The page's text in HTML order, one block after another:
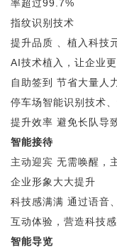
率超过99.7%
指纹识别技术
提升品质 、植入科技
AI技术植入，让企业
自助签到 节省大量人
停车场智能识别技术
提升效率 避免长队导
智能接待
主动迎宾 无需唤醒，
企业形象大大提升
科技感满满 通过语音
互动体验，营造科技
智能导览